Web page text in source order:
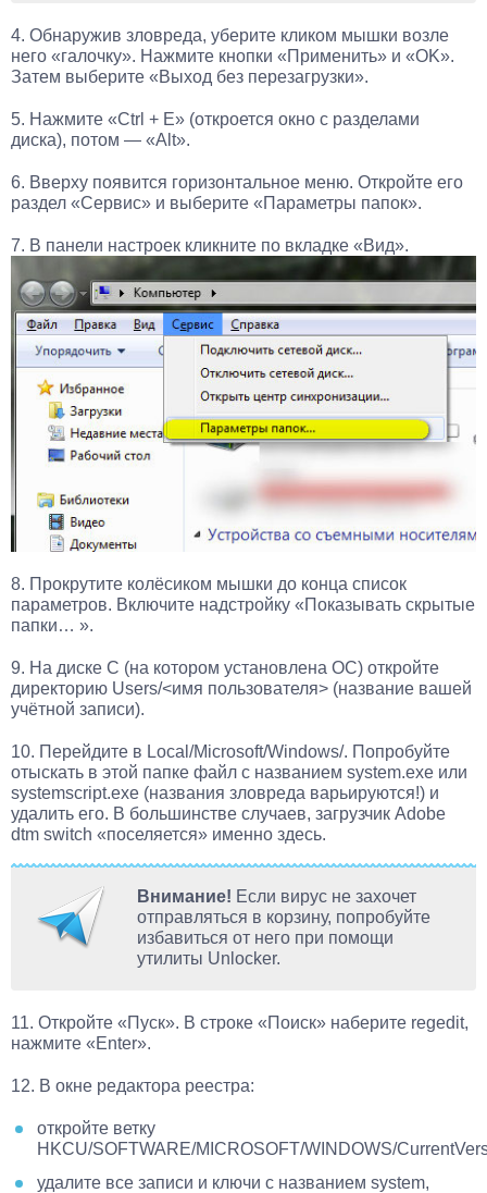
4. Обнаружив зловреда, уберите кликом мышки возле
него «галочку». Нажмите кнопки «Применить» и «OK».
Затем выберите «Выход без перезагрузки».
5. Нажмите «Ctrl + E» (откроется окно с разделами
диска), потом — «Alt».
6. Вверху появится горизонтальное меню. Откройте его
раздел «Сервис» и выберите «Параметры папок».
7. В панели настроек кликните по вкладке «Вид».
8. Прокрутите колёсиком мышки до конца список
параметров. Включите надстройку «Показывать скрытые
папки… ».
9. На диске C (на котором установлена ОС) откройте
директорию Users/<имя пользователя> (название вашей
учётной записи).
10. Перейдите в Local/Microsoft/Windows/. Попробуйте
отыскать в этой папке файл с названием system.exe или
systemscript.exe (названия зловреда варьируются!) и
удалить его. В большинстве случаев, загрузчик Adobe
dtm switch «поселяется» именно здесь.
Внимание! Если вирус не захочет
отправляться в корзину, попробуйте
избавиться от него при помощи
утилиты Unlocker.
11. Откройте «Пуск». В строке «Поиск» наберите regedit,
нажмите «Enter».
12. В окне редактора реестра:
откройте ветку
HKCU/SOFTWARE/MICROSOFT/WINDOWS/
удалите все записи и ключи с названием system,